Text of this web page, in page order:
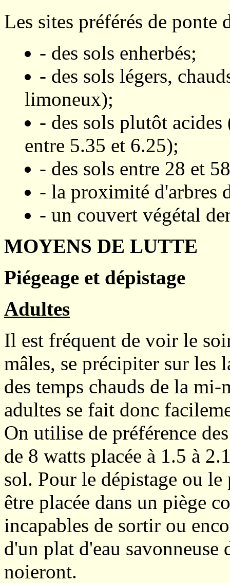
Les sites préférés de ponte
- des sols enherbés;
- des sols légers,
limoneux);
- des sols plutôt
entre 5.35 et 6.25);
- des sols entre 28 et
- la proximité d'arbres
- un couvert végétal
MOYENS DE LUTTE
Piégeage et dépistage
Adultes
Il est fréquent de voir le
mâles, se précipiter sur les
des temps chauds de la
adultes se fait donc
On utilise de préférence
de 8 watts placée à 1.5 à
sol. Pour le dépistage ou
être placée dans un piège
incapables de sortir ou
d'un plat d'eau savonneuse
noieront.